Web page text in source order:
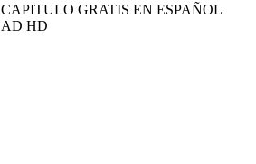
GRATIS EN ESPAÑOL
HD